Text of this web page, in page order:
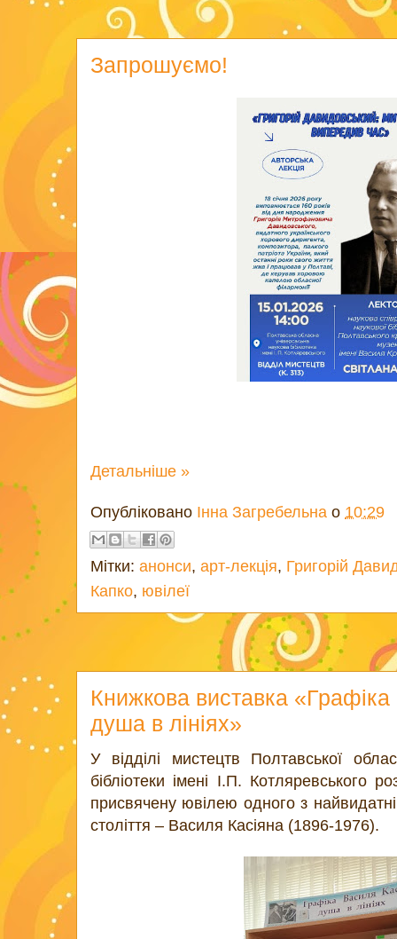
Запрошуємо!
Детальніше »
Опубліковано Інна Загребельна о 10:29
Мітки: анонси, арт-лекція, Григорій
Капко, ювілеї
Книжкова виставка
душа в лініях»
У відділі мистецтв Полтавської
бібліотеки імені І.П. Котляревського
присвячену ювілею одного з
століття – Василя Касіяна (1896-1976).